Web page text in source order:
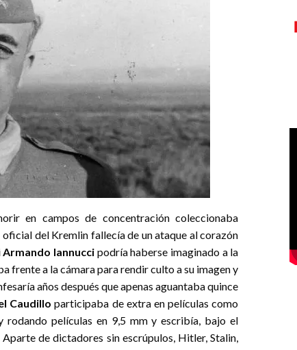
en campos de concentración coleccionaba
oficial del Kremlin fallecía de un ataque al corazón
Armando Iannucci podría haberse imaginado a la
frente a la cámara para rendir culto a su imagen y
años después que apenas aguantaba quince
Caudillo participaba de extra en películas como
rodando películas en 9,5 mm y escribía, bajo el
Aparte de dictadores sin escrúpulos, Hitler, Stalin,